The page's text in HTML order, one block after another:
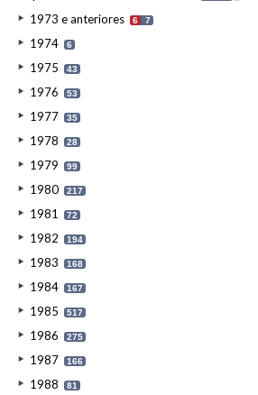
1973 e anteriores 6 7
1974 6
1975 43
1976 53
1977 35
1978 28
1979 99
1980 217
1981 72
1982 194
1983 168
1984 167
1985 517
1986 275
1987 166
1988 81